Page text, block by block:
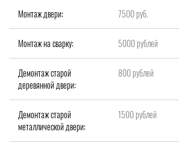
Монтаж двери: 7500 руб.
Монтаж на сварку: 5000 рублей
Демонтаж старой
деревянной двери:
800 рублей
Демонтаж старой
металлической двери:
1500 рублей